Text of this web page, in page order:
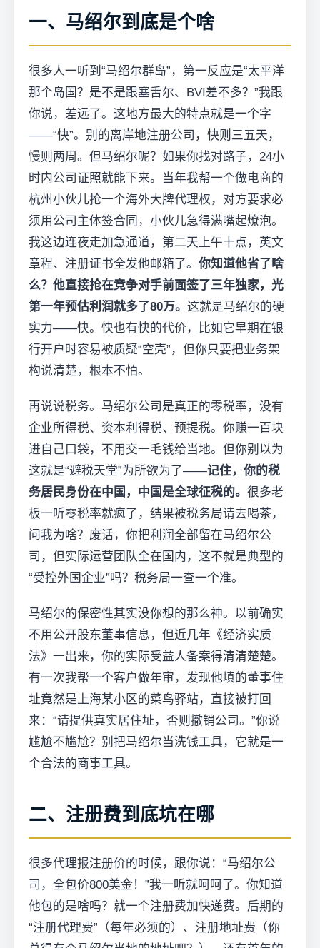
一、马绍尔到底是个啥
很多人一听到“马绍尔群岛”，第一反应是“太平洋
那个岛国？是不是跟塞舌尔、BVI差不多？”我跟
你说，差远了。这地方最大的特点就是一个字
——“快”。别的离岸地注册公司，快则三五天，
慢则两周。但马绍尔呢？如果你找对路子，24小
时内公司证照就能下来。当年我帮一个做电商的
杭州小伙儿抢一个海外大牌代理权，对方要求必
须用公司主体签合同，小伙儿急得满嘴起燎泡。
我这边连夜走加急通道，第二天上午十点，英文
章程、注册证书全发他邮箱了。 你知道他省了啥
么？他直接抢在竞争对手前面签了三年独家，光
第一年预估利润就多了80万。 这就是马绍尔的硬
实力——快。快也有快的代价，比如它早期在银
行开户时容易被质疑“空壳”，但你只要把业务架
构说清楚，根本不怕。
再说说税务。马绍尔公司是真正的零税率，没有
企业所得税、资本利得税、预提税。你赚一百块
进自己口袋，不用交一毛钱给当地。但你别以为
这就是“避税天堂”为所欲为了——记住，你的税
务居民身份在中国，中国是全球征税的。 很多老
板一听零税率就疯了，结果被税务局请去喝茶，
问我为啥？废话，你把利润全部留在马绍尔公
司，但实际运营团队全在国内，这不就是典型的
“受控外国企业”吗？税务局一查一个准。
马绍尔的保密性其实没你想的那么神。以前确实
不用公开股东董事信息，但近几年《经济实质
法》一出来，你的实际受益人备案得清清楚楚。
有一次我帮一个客户做年审，发现他填的董事住
址竟然是上海某小区的菜鸟驿站，直接被打回
来：“请提供真实居住址，否则撤销公司。”你说
尴尬不尴尬？别把马绍尔当洗钱工具，它就是一
个合法的商事工具。
二、注册费到底坑在哪
很多代理报注册价的时候，跟你说：“马绍尔公
司，全包价800美金！”我一听就呵呵了。你知道
他包的是啥吗？就一个注册费加快递费。后期的
“注册代理费”（每年必须的）、注册地址费（你